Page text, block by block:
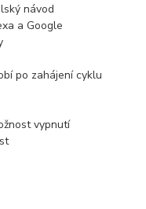
návod
a Google
po zahájení cyklu
vypnutí